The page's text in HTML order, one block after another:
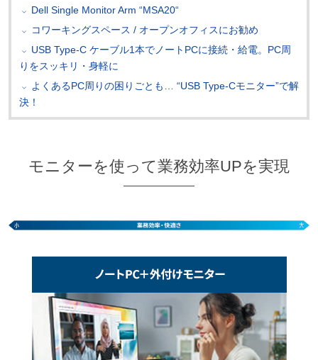
Dell Single Monitor Arm “MSA20“
コワーキングスペース / オープンオフィスにお勧め
USB Type-C ケーブル1本でノートPCに接続・給電。PC周
りをスッキリ・身軽に
よくあるPC周りの困りごとも… “USB Type-Cモニター”で解
決！
モニターを使って業務効率UPを実現